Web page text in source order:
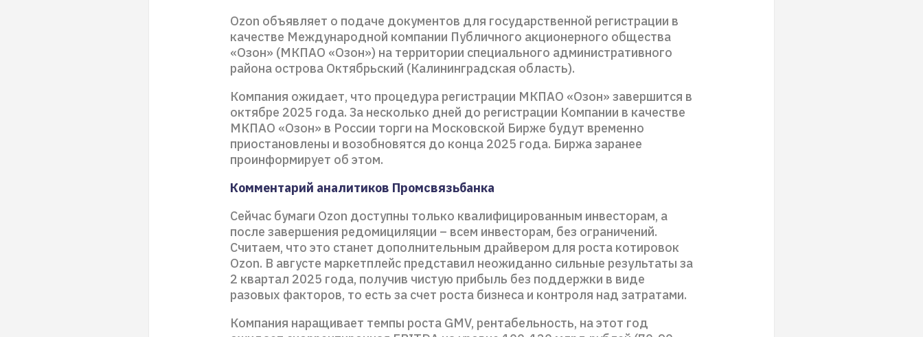
Ozon объявляет о подаче документов для государственной регистрации в
качестве Международной компании Публичного акционерного общества
«Озон» (МКПАО «Озон») на территории специального административного
района острова Октябрьский (Калининградская область).
Компания ожидает, что процедура регистрации МКПАО «Озон» завершится в
октябре 2025 года. За несколько дней до регистрации Компании в качестве
МКПАО «Озон» в России торги на Московской Бирже будут временно
приостановлены и возобновятся до конца 2025 года. Биржа заранее
проинформирует об этом.
Комментарий аналитиков Промсвязьбанка
Сейчас бумаги Ozon доступны только квалифицированным инвесторам, а
после завершения редомициляции – всем инвесторам, без ограничений.
Считаем, что это станет дополнительным драйвером для роста котировок
Ozon. В августе маркетплейс представил неожиданно сильные результаты за
2 квартал 2025 года, получив чистую прибыль без поддержки в виде
разовых факторов, то есть за счет роста бизнеса и контроля над затратами.
Компания наращивает темпы роста GMV, рентабельность, на этот год